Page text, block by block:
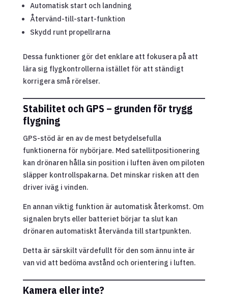
Automatisk start och landning
Återvänd-till-start-funktion
Skydd runt propellrarna
Dessa funktioner gör det enklare att fokusera på att
lära sig flygkontrollerna istället för att ständigt
korrigera små rörelser.
Stabilitet och GPS – grunden för trygg
flygning
GPS-stöd är en av de mest betydelsefulla
funktionerna för nybörjare. Med satellitpositionering
kan drönaren hålla sin position i luften även om piloten
släpper kontrollspakarna. Det minskar risken att den
driver iväg i vinden.
En annan viktig funktion är automatisk återkomst. Om
signalen bryts eller batteriet börjar ta slut kan
drönaren automatiskt återvända till startpunkten.
Detta är särskilt värdefullt för den som ännu inte är
van vid att bedöma avstånd och orientering i luften.
Kamera eller inte?